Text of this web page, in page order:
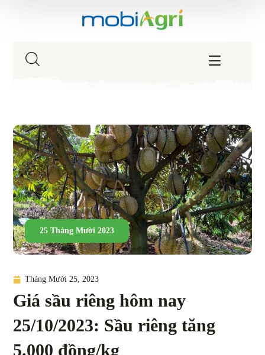
25 Tháng Mười 2023
Tháng Mười 25, 2023
Giá sầu riêng hôm nay
25/10/2023: Sầu riêng tăng
5.000 đồng/kg